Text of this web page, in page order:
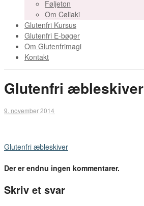
Føljeton
Om Cøliaki
Glutenfri Kursus
Glutenfri E-bøger
Om Glutenfrimagi
Kontakt
Glutenfri æbleskiver
9. november 2014
Glutenfri æbleskiver
Der er endnu ingen kommentarer.
Skriv et svar